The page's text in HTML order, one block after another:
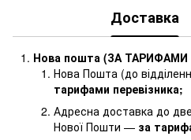
Доставка
Нова пошта (ЗА ТАРИФАМИ
Нова Пошта (до
тарифами перевізника;
Адресна доставка до
Нової Пошти — за